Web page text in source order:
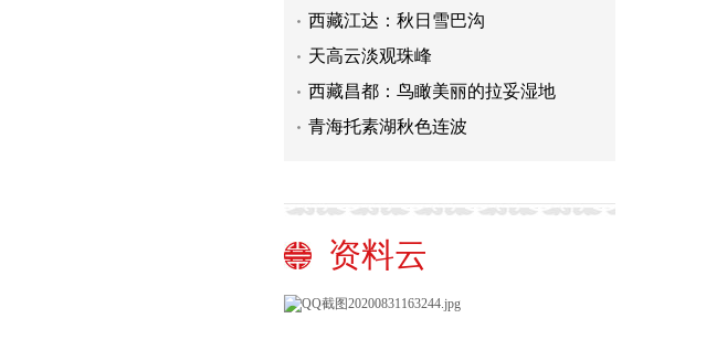
西藏江达：秋日雪巴沟
天高云淡观珠峰
西藏昌都：鸟瞰美丽的拉妥湿地
青海托素湖秋色连波
资料云